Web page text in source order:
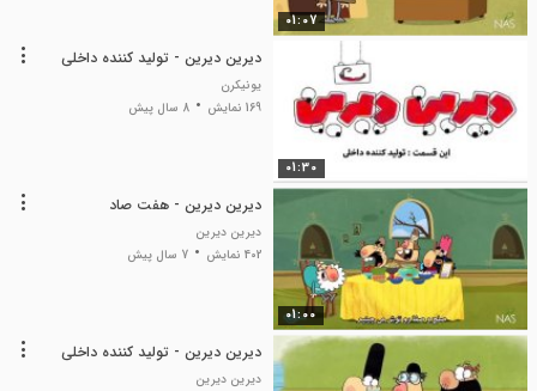
01:07
01:30
دیرین دیرین - تولید کننده داخلی
یونیکرن
169 نمایش
8 سال پیش
01:00
دیرین دیرین - هفت صاد
دیرین دیرین
402 نمایش
7 سال پیش
دیرین دیرین - تولید کننده داخلی
دیرین دیرین